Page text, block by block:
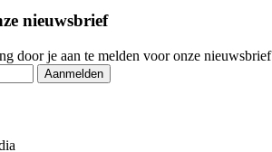
nieuwsbrief
door je aan te melden voor onze nieuwsbrief
Aanmelden